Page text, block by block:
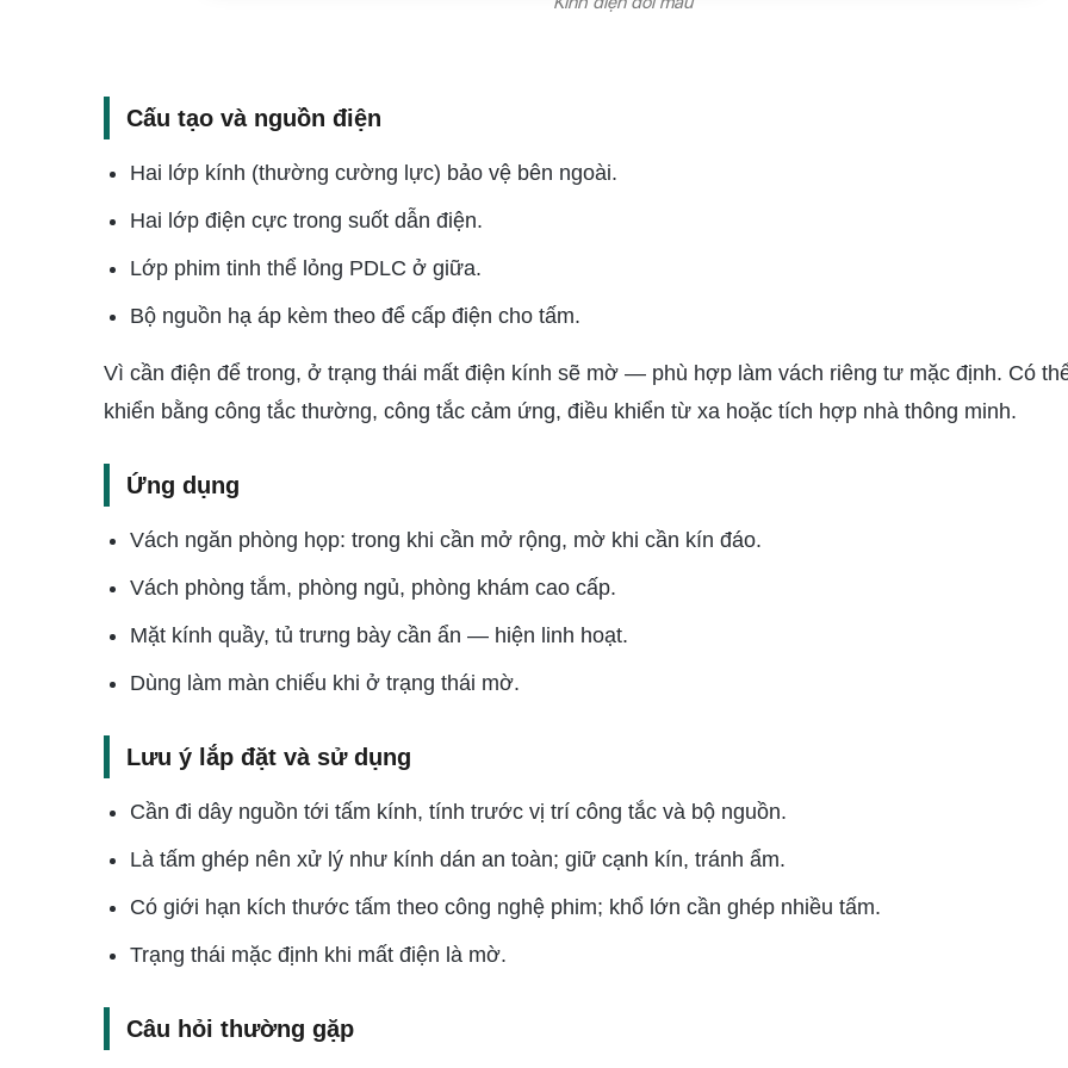
Cấu tạo và nguồn điện
Hai lớp kính (thường cường lực) bảo vệ bên ngoài.
Hai lớp điện cực trong suốt dẫn điện.
Lớp phim tinh thể lỏng PDLC ở giữa.
Bộ nguồn hạ áp kèm theo để cấp điện cho tấm.
Vì cần điện để trong, ở trạng thái mất điện kính sẽ mờ — phù hợp làm vách riêng tư mặc định. Có
khiển bằng công tắc thường, công tắc cảm ứng, điều khiển từ xa hoặc tích hợp nhà thông minh.
Ứng dụng
Vách ngăn phòng họp: trong khi cần mở rộng, mờ khi cần kín đáo.
Vách phòng tắm, phòng ngủ, phòng khám cao cấp.
Mặt kính quầy, tủ trưng bày cần ẩn — hiện linh hoạt.
Dùng làm màn chiếu khi ở trạng thái mờ.
Lưu ý lắp đặt và sử dụng
Cần đi dây nguồn tới tấm kính, tính trước vị trí công tắc và bộ nguồn.
Là tấm ghép nên xử lý như kính dán an toàn; giữ cạnh kín, tránh ẩm.
Có giới hạn kích thước tấm theo công nghệ phim; khổ lớn cần ghép nhiều tấm.
Trạng thái mặc định khi mất điện là mờ.
Câu hỏi thường gặp